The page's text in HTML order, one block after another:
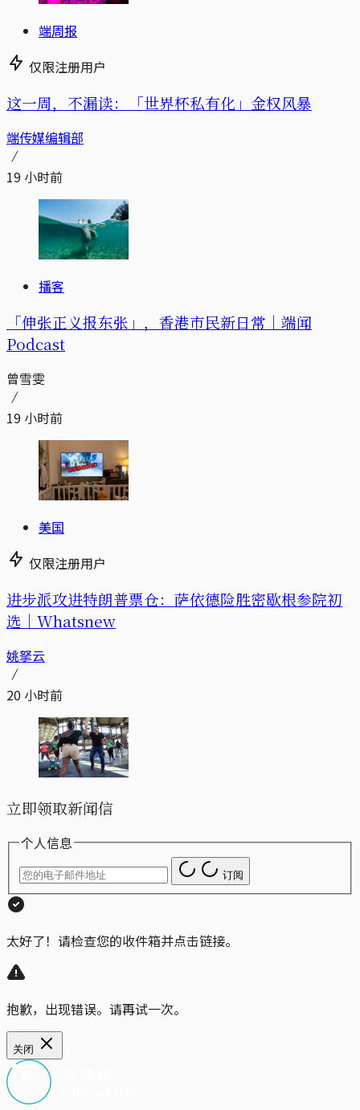
端周报
仅限注册用户
这一周，不漏读：「世界杯私有化」金权风暴
端传媒编辑部
19 小时前
播客
「伸张正义报东张」，香港市民新日常｜端闻
Podcast
曾雪雯
19 小时前
美国
仅限注册用户
进步派攻进特朗普票仓：萨依德险胜密歇根参院初
选｜Whatsnew
姚拏云
20 小时前
立即领取新闻信
个人信息
订阅
太好了！请检查您的收件箱并点击链接。
抱歉，出现错误。请再试一次。
关闭